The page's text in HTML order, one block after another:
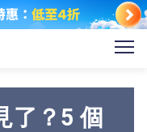
了？5 個